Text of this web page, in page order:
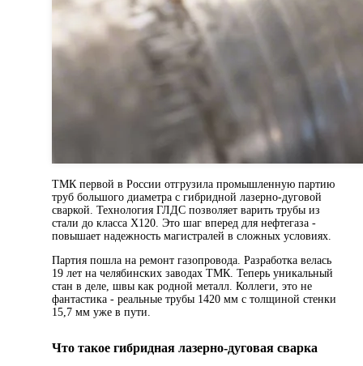
ТМК первой в России отгрузила промышленную партию
труб большого диаметра с гибридной лазерно-дуговой
сваркой. Технология ГЛДС позволяет варить трубы из
стали до класса X120. Это шаг вперед для нефтегаза -
повышает надежность магистралей в сложных условиях.
Партия пошла на ремонт газопровода. Разработка велась
19 лет на челябинских заводах ТМК. Теперь уникальный
стан в деле, швы как родной металл. Коллеги, это не
фантастика - реальные трубы 1420 мм с толщиной стенки
15,7 мм уже в пути.
Что такое гибридная лазерно-дуговая сварка